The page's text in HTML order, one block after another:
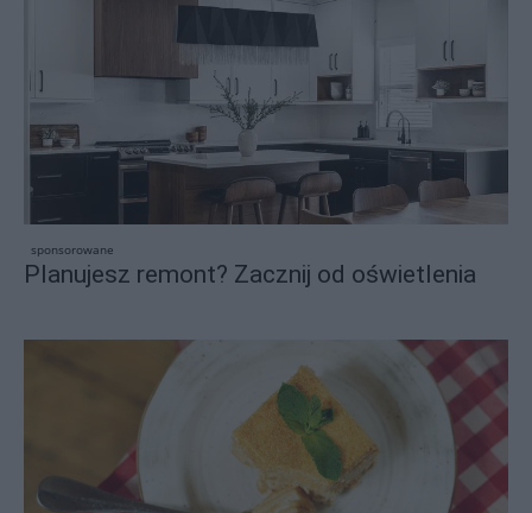
sponsorowane
Planujesz remont? Zacznij od oświetlenia